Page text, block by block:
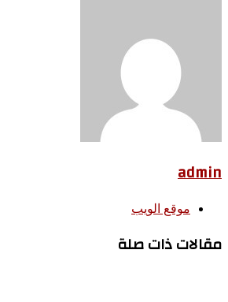
admin
موقع الويب
مقالات ذات صلة